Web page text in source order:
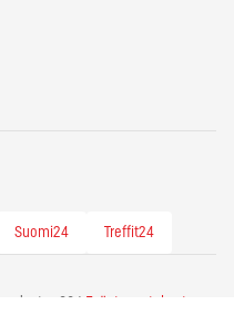
Suomi24 Treffit24